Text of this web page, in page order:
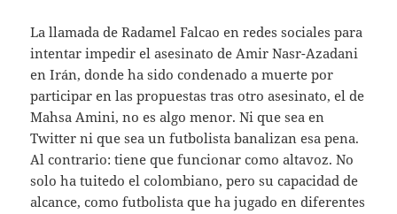
La llamada de Radamel Falcao en redes sociales para
intentar impedir el asesinato de Amir Nasr-Azadani
en Irán, donde ha sido condenado a muerte por
participar en las propuestas tras otro asesinato, el de
Mahsa Amini, no es algo menor. Ni que sea en
Twitter ni que sea un futbolista banalizan esa pena.
Al contrario: tiene que funcionar como altavoz. No
solo ha tuitedo el colombiano, pero su capacidad de
alcance, como futbolista que ha jugado en diferentes